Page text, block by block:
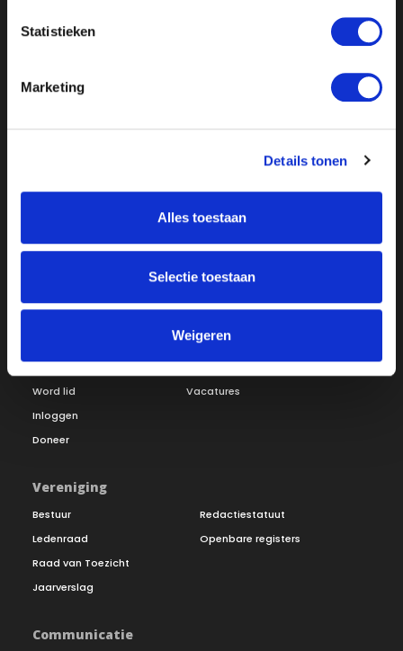
Statistieken
Marketing
Details tonen
Alles toestaan
Selectie toestaan
Weigeren
Onze missie
Word lid
Inloggen
Doneer
Steunbetuigingen
Vacatures
Vereniging
Bestuur
Ledenraad
Raad van Toezicht
Jaarverslag
Redactiestatuut
Openbare registers
Communicatie